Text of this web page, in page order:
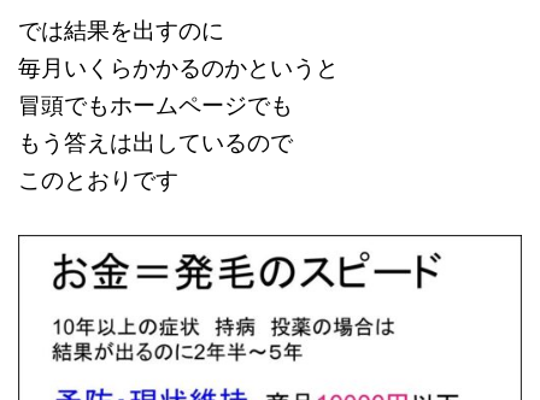
では結果を出すのに
毎月いくらかかるのかというと
冒頭でもホームページでも
もう答えは出しているので
このとおりです